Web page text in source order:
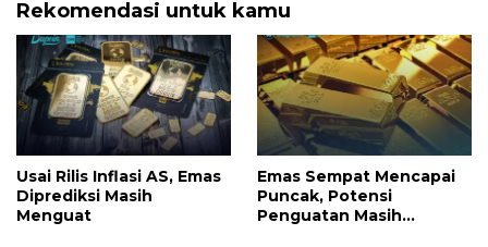
Rekomendasi untuk kamu
Usai Rilis Inflasi AS, Emas
Diprediksi Masih
Menguat
Emas Sempat Mencapai
Puncak, Potensi
Penguatan Masih